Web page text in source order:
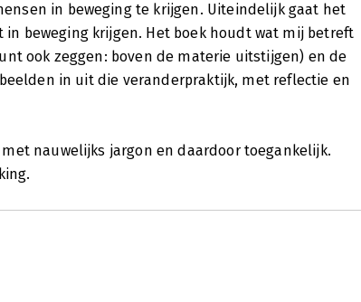
in beweging te krijgen. Uiteindelijk gaat het
beweging krijgen. Het boek houdt wat mij betreft
ook zeggen: boven de materie uitstijgen) en de
in uit die veranderpraktijk, met reflectie en
nauwelijks jargon en daardoor toegankelijk.